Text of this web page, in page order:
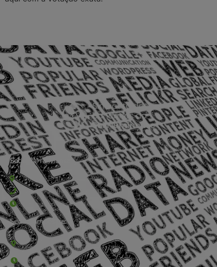
Sede Barra Mansa
Rua Rio Branco, nº107 (2º andar), Centro - Cep: 27.330-030
(24) 3323-2848 ou (24) 3323-2500
De segunda à sexta-feira , das 9h às 17h.
Sede Campestre:
Estrada Governador Chagas Freitas – 3.780 – Colônia Santo
Antônio – Barra Mansa
De terça-feira a domingo, das 9h às 17h